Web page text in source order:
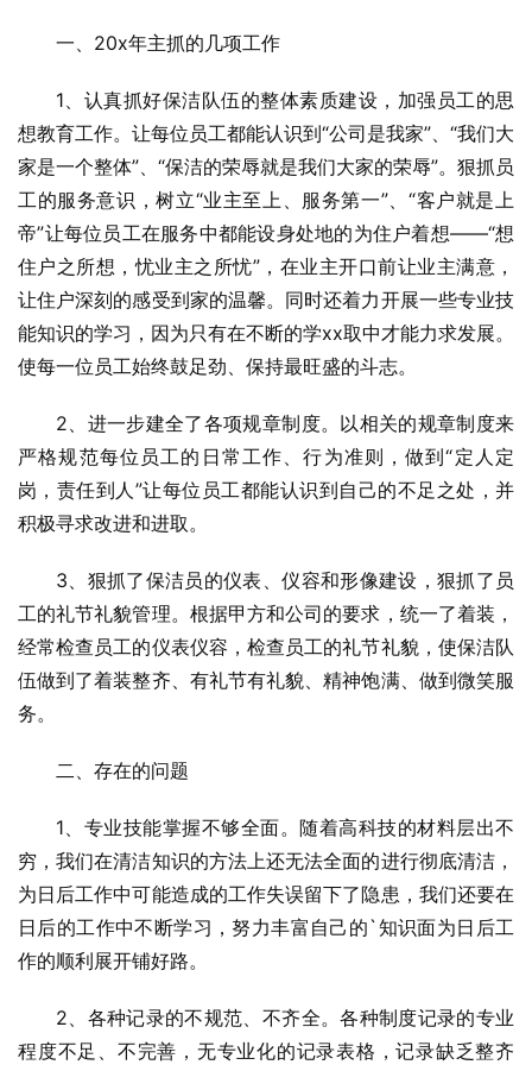
一、20x年主抓的几项工作
1、认真抓好保洁队伍的整体素质建设，加强员工的思
想教育工作。让每位员工都能认识到“公司是我家”、“我们大
家是一个整体”、“保洁的荣辱就是我们大家的荣辱”。狠抓员
工的服务意识，树立“业主至上、服务第一”、“客户就是上
帝”让每位员工在服务中都能设身处地的为住户着想——“想
住户之所想，忧业主之所忧”，在业主开口前让业主满意，
让住户深刻的感受到家的温馨。同时还着力开展一些专业技
能知识的学习，因为只有在不断的学xx取中才能力求发展。
使每一位员工始终鼓足劲、保持最旺盛的斗志。
2、进一步建全了各项规章制度。以相关的规章制度来
严格规范每位员工的日常工作、行为准则，做到“定人定
岗，责任到人”让每位员工都能认识到自己的不足之处，并
积极寻求改进和进取。
3、狠抓了保洁员的仪表、仪容和形像建设，狠抓了员
工的礼节礼貌管理。根据甲方和公司的要求，统一了着装，
经常检查员工的仪表仪容，检查员工的礼节礼貌，使保洁队
伍做到了着装整齐、有礼节有礼貌、精神饱满、做到微笑服
务。
二、存在的问题
1、专业技能掌握不够全面。随着高科技的材料层出不
穷，我们在清洁知识的方法上还无法全面的进行彻底清洁，
为日后工作中可能造成的工作失误留下了隐患，我们还要在
日后的工作中不断学习，努力丰富自己的`知识面为日后工
作的顺利展开铺好路。
2、各种记录的不规范、不齐全。各种制度记录的专业
程度不足、不完善，无专业化的记录表格，记录缺乏整齐